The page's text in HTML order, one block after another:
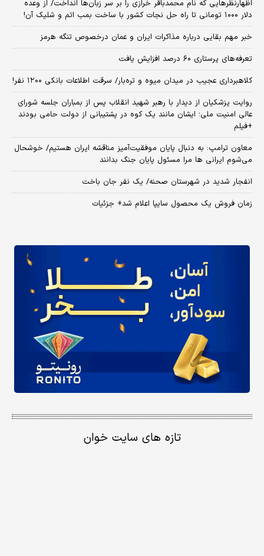
اظهارنظرهایی که نام محمدباقر خرازی را بر سر زبان‌ها انداخت/ از وعده
دلار ۱۰۰۰ تومانی تا راه حل نجات کشور با ساخت بمب اتم و شلیک آن!
خبر مهم بقایی درباره مذاکرات ایران و عمان درخصوص تنگه هرمز
تعرفه‌های پرستاری ۶۰ درصد افزایش یافت
کلاهبرداری عجیب در میدان میوه و تره‌بار/ سرقت اطلاعات بانکی ۱۲۰۰ نفر!
روایت پزشکیان از دیدار با رهبر شهید انقلاب پس از بمباران جلسه شورای
عالی امنیت ملی؛ ایشان مانند یک کوه در پشتیبانی از دولت حامی بودند
+فیلم
معاون ترامپ: به دنبال پایان موفقیت‌آمیز مناقشه ایران هستیم/ خوشحال
می‌شوم ایرانی ها مرا مسئول پایان جنگ بدانند
انفجار شدید در شهرستان صحنه/ یک نفر جان باخت
زمان فروش یک محصول سایپا اعلام شد+ جزئیات
تازه های سایت خوان